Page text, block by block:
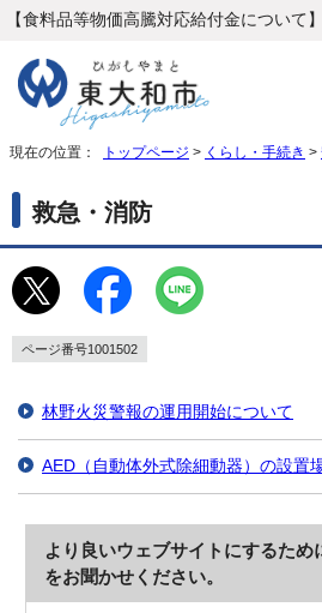
【食料品等物価高騰対応給付金について】
現在の位置： トップページ > くらし・手続き >
救急・消防
ページ番号1001502
林野火災警報の運用開始について
AED（自動体外式除細動器）の設置
より良いウェブサイトにするため
をお聞かせください。